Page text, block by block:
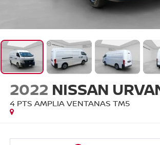
2022 NISSAN
4 PTS AMPLIA VENTANAS TM5